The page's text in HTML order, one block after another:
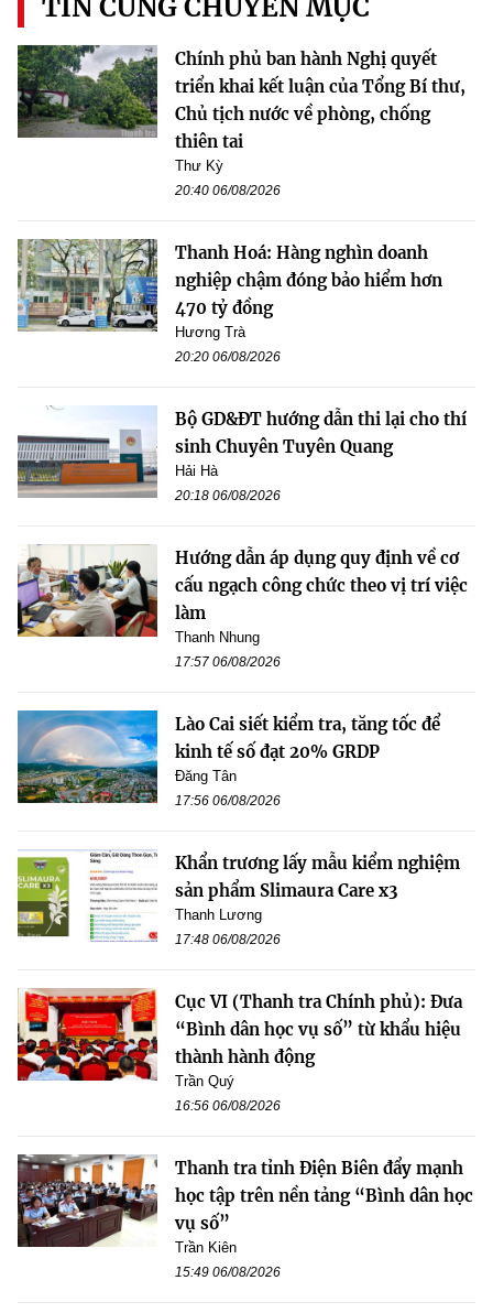
Chính phủ ban hành Nghị quyết
triển khai kết luận của Tổng Bí thư,
Chủ tịch nước về phòng, chống
thiên tai
Thư Kỳ
20:40 06/08/2026
Thanh Hoá: Hàng nghìn doanh
nghiệp chậm đóng bảo hiểm hơn
470 tỷ đồng
Hương Trà
20:20 06/08/2026
Bộ GD&ĐT hướng dẫn thi lại cho thí
sinh Chuyên Tuyên Quang
Hải Hà
20:18 06/08/2026
Hướng dẫn áp dụng quy định về cơ
cấu ngạch công chức theo vị trí việc
làm
Thanh Nhung
17:57 06/08/2026
Lào Cai siết kiểm tra, tăng tốc để
kinh tế số đạt 20% GRDP
Đăng Tân
17:56 06/08/2026
Khẩn trương lấy mẫu kiểm nghiệm
sản phẩm Slimaura Care x3
Thanh Lương
17:48 06/08/2026
Cục VI (Thanh tra Chính phủ): Đưa
“Bình dân học vụ số” từ khẩu hiệu
thành hành động
Trần Quý
16:56 06/08/2026
Thanh tra tỉnh Điện Biên đẩy mạnh
học tập trên nền tảng “Bình dân học
vụ số”
Trần Kiên
15:49 06/08/2026